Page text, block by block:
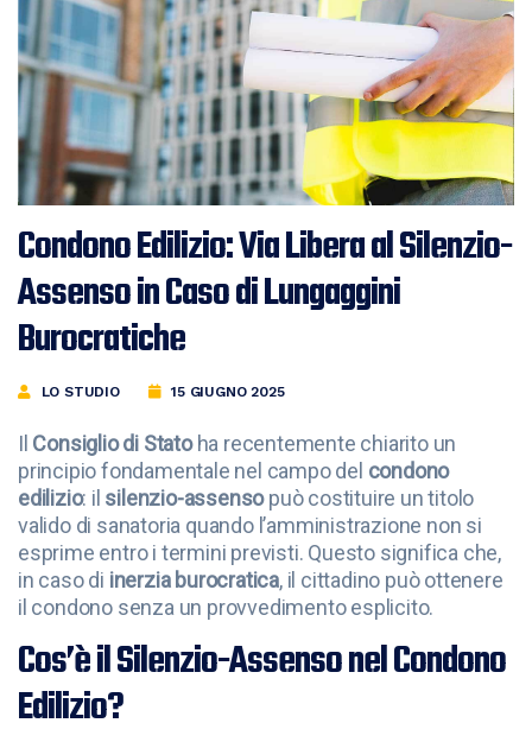
Condono Edilizio: Via Libera al Silenzio-
Assenso in Caso di Lungaggini
Burocratiche
LO STUDIO 15 GIUGNO 2025
Il Consiglio di Statoha recentemente chiarito un
principio fondamentale nel campo del condono
edilizio: il silenzio-assensopuò costituire un titolo
valido di sanatoria quando l’amministrazione non si
esprime entro i termini previsti. Questo significa che,
in caso di inerzia burocratica, il cittadino può ottenere
il condono senza un provvedimento esplicito.
Cos’è il Silenzio-Assenso nel Condono
Edilizio?